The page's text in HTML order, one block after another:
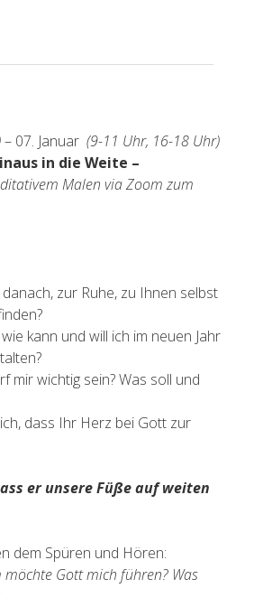
– 07. Januar (9-11 Uhr, 16-18 Uhr)
in die Weite –
Malen via Zoom zum
zur Ruhe, zu Ihnen selbst
kann und will ich im neuen Jahr
mir wichtig sein? Was soll und
dass Ihr Herz bei Gott zur
er unsere Füße auf weiten
dem Spüren und Hören:
möchte Gott mich führen? Was